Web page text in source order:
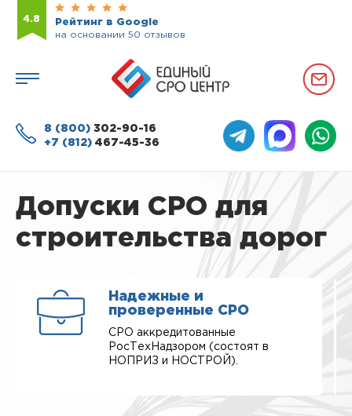
4.8
Рейтинг в Google
на основании 50 отзывов
8 (800) 302-90-16
+7 (812) 467-45-36
Допуски СРО для
строительства дорог
Надежные и
проверенные СРО
СРО аккредитованные
РосТехНадзором (состоят в
НОПРИЗ и НОСТРОЙ).